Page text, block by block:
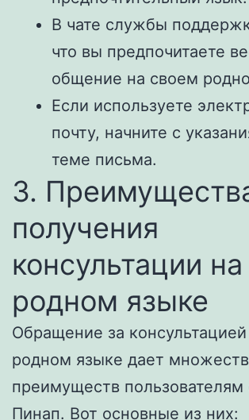
В чате службы
что вы предпочитаете
общение на своем
Если используете
почту, начните с
теме письма.
3.
получения
консультации на
родном языке
Обращение за
родном языке дает
преимуществ пользователям
Пинап. Вот основные из них: